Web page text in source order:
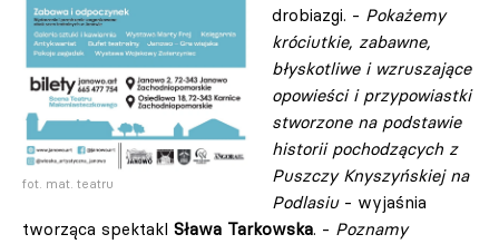
fot. mat. teatru
drobiazgi. - Pokażemy
króciutkie, zabawne,
błyskotliwe i wzruszające
opowieści i przypowiastki
stworzone na podstawie
historii pochodzących z
Puszczy Knyszyńskiej na
Podlasiu- wyjaśnia
tworząca spektakl Sława Tarkowska. - Poznamy